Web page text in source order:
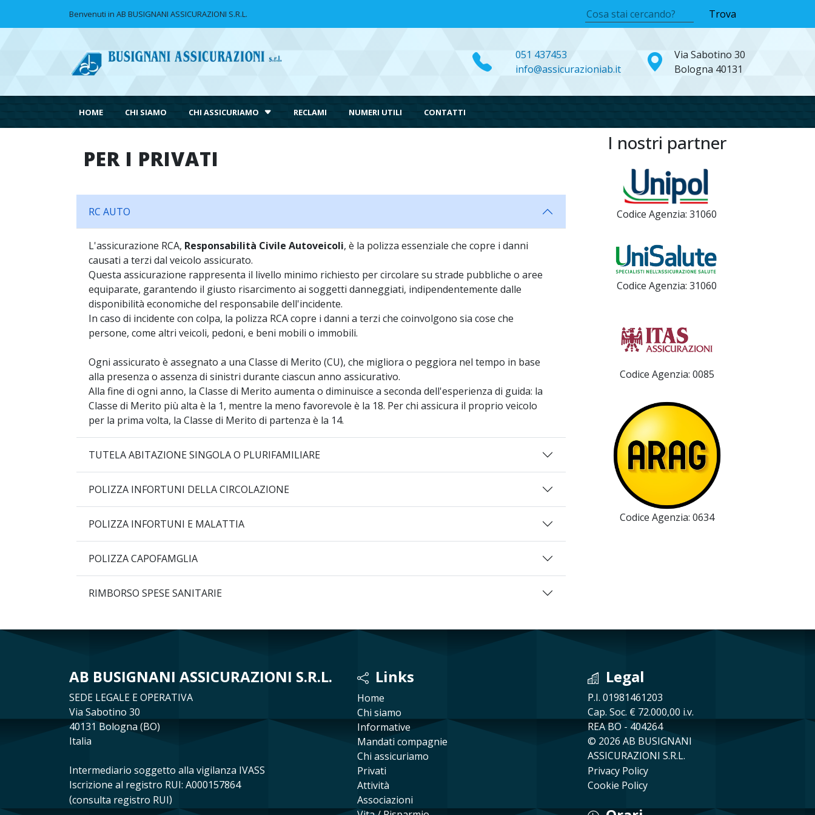
Benvenuti in AB BUSIGNANI ASSICURAZIONI S.R.L. Trova
051 437453
info@assicurazioniab.it
Via Sabotino 30
Bologna 40131
HOME CHI SIAMO CHI ASSICURIAMO RECLAMI NUMERI UTILI CONTATTI
PER I PRIVATI
RC AUTO
L'assicurazione RCA, Responsabilità Civile Autoveicoli, è la polizza essenziale che copre i danni
causati a terzi dal veicolo assicurato.
Questa assicurazione rappresenta il livello minimo richiesto per circolare su strade pubbliche o aree
equiparate, garantendo il giusto risarcimento ai soggetti danneggiati, indipendentemente dalle
disponibilità economiche del responsabile dell'incidente.
In caso di incidente con colpa, la polizza RCA copre i danni a terzi che coinvolgono sia cose che
persone, come altri veicoli, pedoni, e beni mobili o immobili.
Ogni assicurato è assegnato a una Classe di Merito (CU), che migliora o peggiora nel tempo in base
alla presenza o assenza di sinistri durante ciascun anno assicurativo.
Alla fine di ogni anno, la Classe di Merito aumenta o diminuisce a seconda dell'esperienza di guida: la
Classe di Merito più alta è la 1, mentre la meno favorevole è la 18. Per chi assicura il proprio veicolo
per la prima volta, la Classe di Merito di partenza è la 14.
TUTELA ABITAZIONE SINGOLA O PLURIFAMILIARE
POLIZZA INFORTUNI DELLA CIRCOLAZIONE
POLIZZA INFORTUNI E MALATTIA
POLIZZA CAPOFAMGLIA
RIMBORSO SPESE SANITARIE
I nostri partner
Codice Agenzia: 31060
Codice Agenzia: 31060
Codice Agenzia: 0085
Codice Agenzia: 0634
AB BUSIGNANI ASSICURAZIONI S.R.L.
SEDE LEGALE E OPERATIVA
Via Sabotino 30
40131 Bologna (BO)
Italia
Intermediario soggetto alla vigilanza IVASS
Iscrizione al registro RUI: A000157864
(consulta registro RUI)
Links
Home
Chi siamo
Informative
Mandati compagnie
Chi assicuriamo
Privati
Attività
Associazioni
Legal
P.I. 01981461203
Cap. Soc. € 72.000,00 i.v.
REA BO - 404264
© 2026 AB BUSIGNANI
ASSICURAZIONI S.R.L.
Privacy Policy
Cookie Policy